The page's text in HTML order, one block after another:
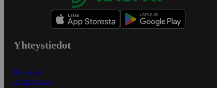
Yhteystiedot
Myymälät
Asiakaspalvelu